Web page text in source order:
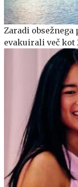
Zaradi
evakuirali več kot